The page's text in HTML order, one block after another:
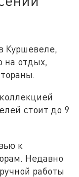
Куршевеле,
на отдых,
стоит до 9
к
Недавно
работы